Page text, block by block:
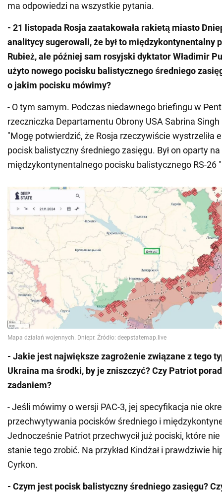
ma odpowiedzi na wszystkie pytania.
- 21 listopada Rosja zaatakowała rakietą miasto
analitycy sugerowali, że był to międzykontynentalny
Rubież, ale później sam rosyjski dyktator Władimir
użyto nowego pocisku balistycznego średniego
o jakim pocisku mówimy?
- O tym samym. Podczas niedawnego briefingu w
rzeczniczka Departamentu Obrony USA Sabrina Singh
"Mogę potwierdzić, że Rosja rzeczywiście wystrzeliła
pocisk balistyczny średniego zasięgu. Był on oparty
międzykontynentalnego pocisku balistycznego RS-26
- Jakie jest największe zagrożenie związane z tego
Ukraina ma środki, by je zniszczyć? Czy Patriot
zadaniem?
- Jeśli mówimy o wersji PAC-3, jej specyfikacja nie
przechwytywania pocisków średniego i
Jednocześnie Patriot przechwycił już pociski, które
stanie tego zrobić. Na przykład Kindżał i prawdziwie
Cyrkon.
- Czym jest pocisk balistyczny średniego zasięgu?